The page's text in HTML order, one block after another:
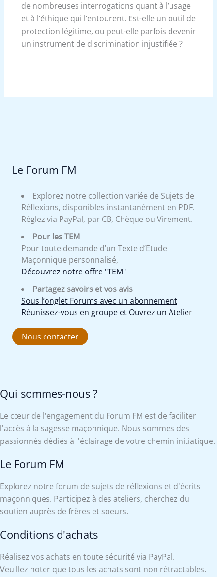
de nombreuses interrogations quant à l’usage
et à l’éthique qui l’entourent. Est-elle un outil de
protection légitime, ou peut-elle parfois devenir
un instrument de discrimination injustifiée ?
Le Forum FM
Explorez notre collection variée de Sujets de
Réflexions, disponibles instantanément en PDF.
Réglez via PayPal, par CB, Chèque ou Virement.
Pour les TEM
Pour toute demande d’un Texte d’Etude
Maçonnique personnalisé,
Découvrez notre offre "TEM"
Partagez savoirs et vos avis
Sous l’onglet Forums avec un abonnement
Réunissez-vous en groupe et Ouvrez un Atelier
Nous contacter
Qui sommes-nous ?
Le cœur de l'engagement du Forum FM est de faciliter
l'accès à la sagesse maçonnique. Nous sommes des
passionnés dédiés à l'éclairage de votre chemin initiatique.
Le Forum FM
Explorez notre forum de sujets de réflexions et d'écrits
maçonniques. Participez à des ateliers, cherchez du
soutien auprès de frères et soeurs.
Conditions d'achats
Réalisez vos achats en toute sécurité via PayPal.
Veuillez noter que tous les achats sont non rétractables.